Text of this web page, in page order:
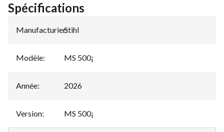
Spécifications
Manufacturier:
Stihl
Modèle: MS 500¡
Année: 2026
Version: MS 500¡